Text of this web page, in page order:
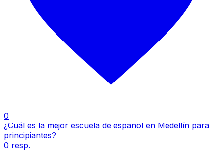
0
¿Cuál es la mejor escuela de español en Medellín para
principiantes?
0 resp.